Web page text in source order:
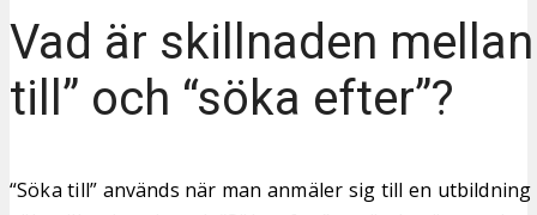
Vad är skillnaden
till” och “söka efter”?
“Söka till” används när man anmäler sig till en